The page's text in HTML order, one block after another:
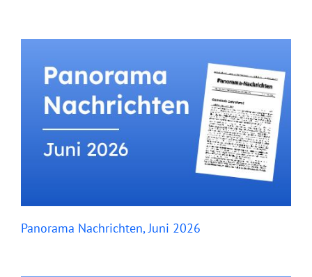
Panorama Nachrichten, Juni 2026